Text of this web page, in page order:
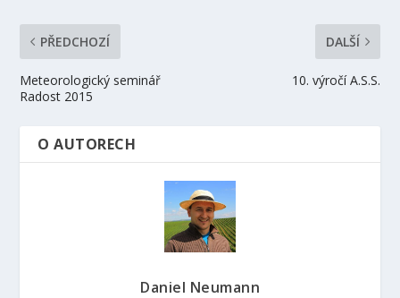
PŘEDCHOZÍ
Meteorologický seminář
Radost 2015
DALŠÍ
10. výročí A.S.S.
O AUTORECH
Daniel Neumann